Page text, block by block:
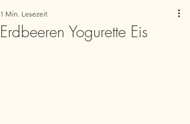
Erdbeeren Yogurette Eis
1 Min. Lesezeit